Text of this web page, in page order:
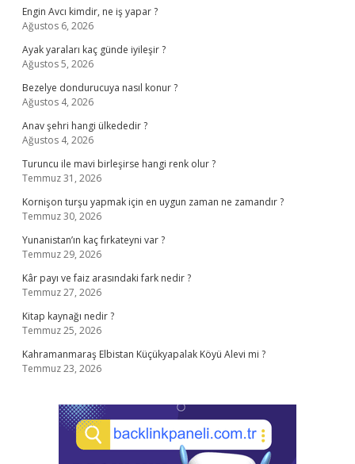
Engin Avcı kimdir, ne iş yapar ?
Ağustos 6, 2026
Ayak yaraları kaç günde iyileşir ?
Ağustos 5, 2026
Bezelye dondurucuya nasıl konur ?
Ağustos 4, 2026
Anav şehri hangi ülkededir ?
Ağustos 4, 2026
Turuncu ile mavi birleşirse hangi renk olur ?
Temmuz 31, 2026
Kornişon turşu yapmak için en uygun zaman ne zamandır ?
Temmuz 30, 2026
Yunanistan’ın kaç fırkateyni var ?
Temmuz 29, 2026
Kâr payı ve faiz arasındaki fark nedir ?
Temmuz 27, 2026
Kitap kaynağı nedir ?
Temmuz 25, 2026
Kahramanmaraş Elbistan Küçükyapalak Köyü Alevi mi ?
Temmuz 23, 2026